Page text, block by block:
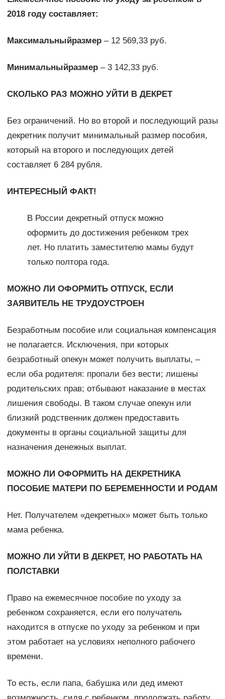
2018 году составляет:
Максимальныйразмер– 12 569,33 руб.
Минимальныйразмер– 3 142,33 руб.
СКОЛЬКО РАЗ МОЖНО УЙТИ В ДЕКРЕТ
Без ограничений. Но во второй и последующий разы
декретник получит минимальный размер пособия,
который на второго и последующих детей
составляет 6 284 рубля.
ИНТЕРЕСНЫЙ ФАКТ!
В России декретный отпуск можно
оформить до достижения ребенком трех
лет. Но платить заместителю мамы будут
только полтора года.
МОЖНО ЛИ ОФОРМИТЬ ОТПУСК, ЕСЛИ
ЗАЯВИТЕЛЬ НЕ ТРУДОУСТРОЕН
Безработным пособие или социальная компенсация
не полагается. Исключения, при которых
безработный опекун может получить выплаты, –
если оба родителя: пропали без вести; лишены
родительских прав; отбывают наказание в местах
лишения свободы. В таком случае опекун или
близкий родственник должен предоставить
документы в органы социальной защиты для
назначения денежных выплат.
МОЖНО ЛИ ОФОРМИТЬ НА ДЕКРЕТНИКА
ПОСОБИЕ МАТЕРИ ПО БЕРЕМЕННОСТИ И РОДАМ
Нет. Получателем «декретных» может быть только
мама ребенка.
МОЖНО ЛИ УЙТИ В ДЕКРЕТ, НО РАБОТАТЬ НА
ПОЛСТАВКИ
Право на ежемесячное пособие по уходу за
ребенком сохраняется, если его получатель
находится в отпуске по уходу за ребенком и при
этом работает на условиях неполного рабочего
времени.
То есть, если папа, бабушка или дед имеют